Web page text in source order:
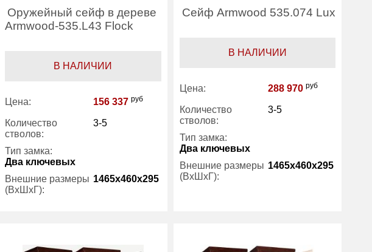
Оружейный сейф в дереве
Armwood-535.L43 Flock
В НАЛИЧИИ
Цена: 156 337 руб
Количество
стволов:
3-5
Тип замка:
Два ключевых
Внешние размеры
(ВхШхГ):
1465x460x295
Сейф Armwood 535.074 Lux
В НАЛИЧИИ
Цена: 288 970 руб
Количество
стволов:
3-5
Тип замка:
Два ключевых
Внешние размеры
(ВхШхГ):
1465x460x295
Производитель: ArmWood